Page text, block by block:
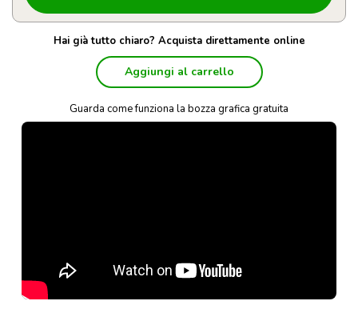
Hai già tutto chiaro? Acquista direttamente online
Aggiungi al carrello
Guarda come funziona la bozza grafica gratuita